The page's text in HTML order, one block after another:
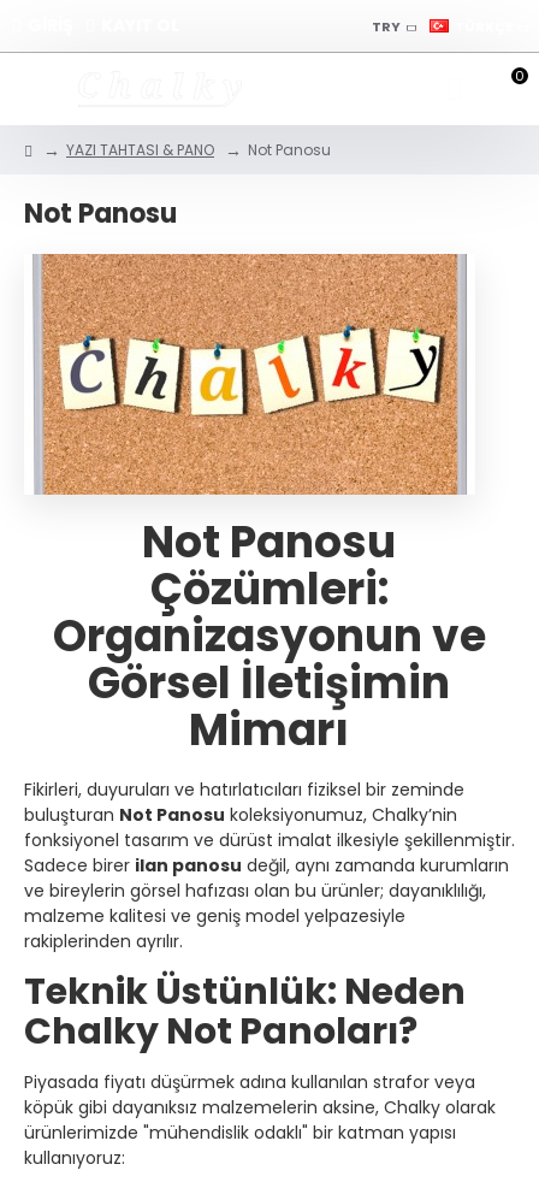
TRY
0
YAZI TAHTASI & PANO Not Panosu
Not Panosu
Not Panosu
Çözümleri:
Organizasyonun ve
Görsel İletişimin
Mimarı
Fikirleri, duyuruları ve hatırlatıcıları fiziksel bir zeminde
buluşturan Not Panosu koleksiyonumuz, Chalky’nin
fonksiyonel tasarım ve dürüst imalat ilkesiyle şekillenmiştir.
Sadece birer ilan panosu değil, aynı zamanda kurumların
ve bireylerin görsel hafızası olan bu ürünler; dayanıklılığı,
malzeme kalitesi ve geniş model yelpazesiyle
rakiplerinden ayrılır.
Teknik Üstünlük: Neden
Chalky Not Panoları?
Piyasada fiyatı düşürmek adına kullanılan strafor veya
köpük gibi dayanıksız malzemelerin aksine, Chalky olarak
ürünlerimizde "mühendislik odaklı" bir katman yapısı
kullanıyoruz: